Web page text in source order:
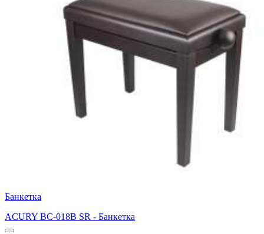
Банкетка
ACURY BC-018B SR - Банкетка